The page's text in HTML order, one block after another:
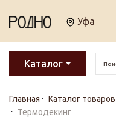
Уфа
Каталог
Главная Каталог товаров
Термодекинг